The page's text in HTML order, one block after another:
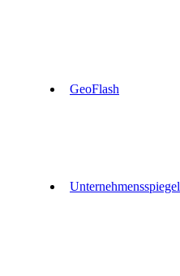
GeoFlash
Unternehmensspiegel